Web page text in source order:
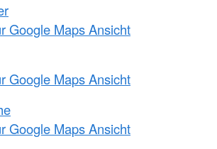
Google Maps Ansicht
Google Maps Ansicht
Google Maps Ansicht